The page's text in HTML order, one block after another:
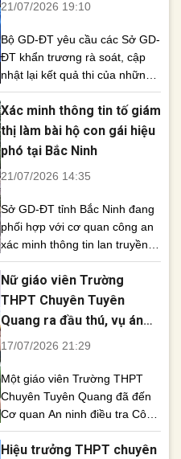
cập việc sắp xếp lại [...]
21/07/2026 19:10
Bộ GD-ĐT yêu cầu các Sở GD-
ĐT khẩn trương rà soát, cập
nhật lại kết quả thi của những
thí sinh bị kỷ luật dẫn đến thay
đổi điểm thi, đồng thời hoàn
thiện dữ liệu tuyển sinh trên Hệ
thống hỗ trợ tuyển sinh chung
dục và Đào [...]
Xác minh thông tin tố giám
thị làm bài hộ con gái hiệu
phó tại Bắc Ninh
21/07/2026 14:35
Sở GD-ĐT tỉnh Bắc Ninh đang
phối hợp với cơ quan công an
xác minh thông tin lan truyền
trên mạng xã hội về việc giám
thị bị tố giải bài, làm bài hộ con
gái một hiệu phó tại điểm thi
Trường THPT Lương Tài. Sở
Ninh [...]
Nữ giáo viên Trường
THPT Chuyên Tuyên
Quang ra đầu thú, vụ án
có 27 bị can
17/07/2026 21:29
Một giáo viên Trường THPT
Chuyên Tuyên Quang đã đến
Cơ quan An ninh điều tra Công
an tỉnh Tuyên Quang đầu thú
và bị khởi tố về tội “Lợi dụng
Hiệu trưởng THPT chuyên